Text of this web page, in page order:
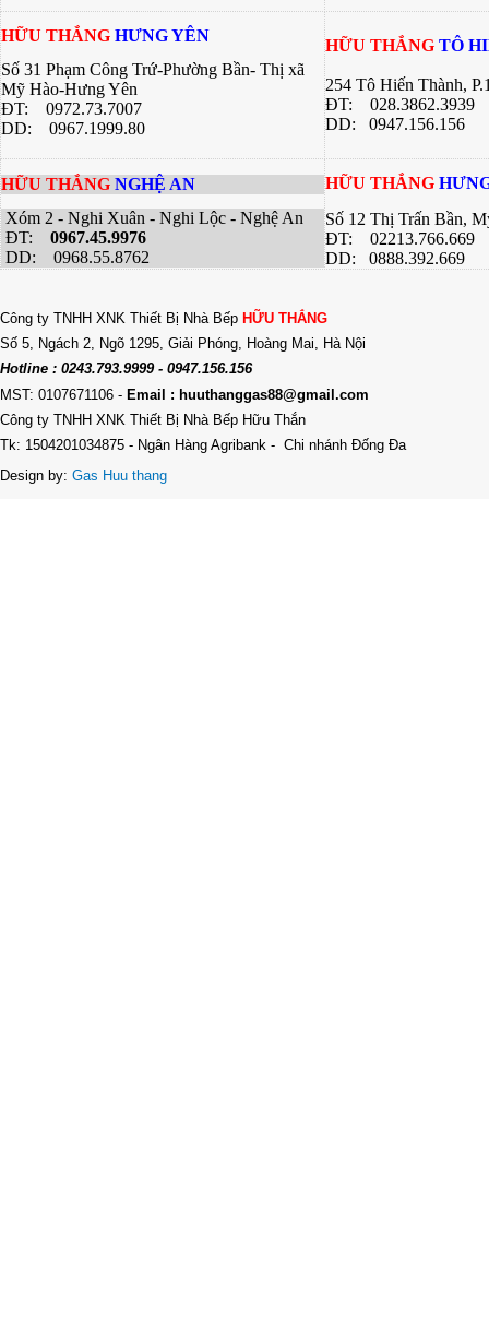
HỮU THẮNG HƯNG YÊN
Số 31 Phạm Công Trứ-Phường Bần- Thị xã
Mỹ Hào-Hưng Yên
ĐT: 0972.73.7007
DD: 0967.1999.80
HỮU THẮNG TÔ
254 Tô Hiến Thành,
ĐT:
028.3862.3939
DD: 0947.156.156
HỮU THẮNG NGHỆ AN
Xóm 2 - Nghi Xuân - Nghi Lộc - Nghệ An
ĐT: 0967.45.9976
DD: 0968.55.8762
HỮU THẮNG
Số 12 Thị Trấn Bần,
ĐT: 02213.766.669
DD: 0888.392.669
Công ty TNHH XNK Thiết Bị Nhà Bếp HỮU THẮNG
Số 5, Ngách 2, Ngõ 1295, Giải Phóng, Hoàng Mai, Hà Nội
Hotline : 0243.793.9999 - 0947.156.156
MST: 0107671106 - Email : huuthanggas88@gmail.com
Công ty TNHH XNK Thiết Bị Nhà Bếp Hữu Thắn
Tk: 1504201034875 - Ngân Hàng Agribank - Chi nhánh Đống Đa
Design by: Gas Huu thang